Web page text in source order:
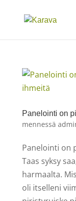
Panelointi on
mennessä
Panelointi on
Taas syksy
harmaalta.
oli itselleni